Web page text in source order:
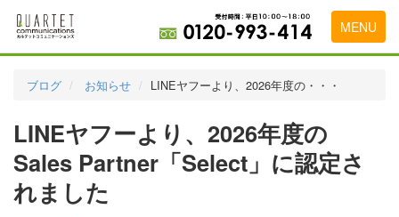
MENU
実績・お客様の声
初めて導入をお考えの方
ブログ お知らせ LINEヤフーより、2026年度の・・・
LINEヤフーより、2026年度の
Sales Partner「Select」に認定さ
れました